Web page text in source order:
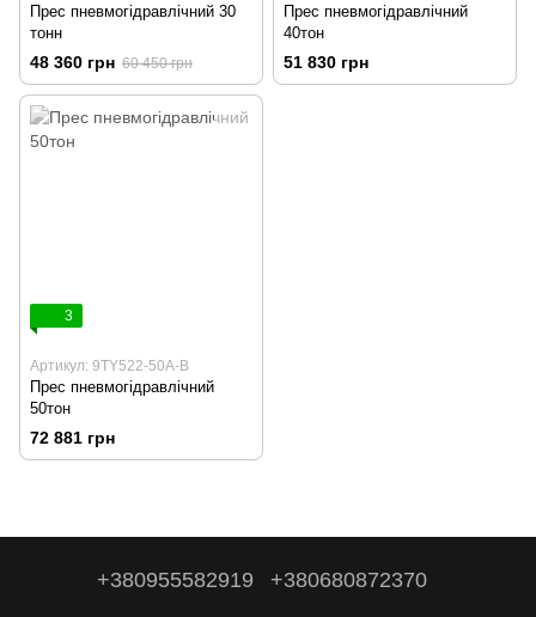
Прес пневмогідравлічний 30
тонн
48 360 грн 60 450 грн
Прес пневмогідравлічний
40тон
51 830 грн
3
Артикул: 9TY522-50A-B
Прес пневмогідравлічний
50тон
72 881 грн
+380955582919 +380680872370